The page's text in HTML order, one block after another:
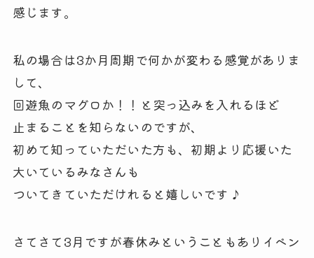
感じます。
私の場合は3か月周期で何かが変わる感覚がありま
して、
回遊魚のマグロか！！と突っ込みを入れるほど
止まることを知らないのですが、
初めて知っていただいた方も、初期より応援いた
大いているみなさんも
ついてきていただけれると嬉しいです♪
さてさて3月ですが春休みということもありイベン